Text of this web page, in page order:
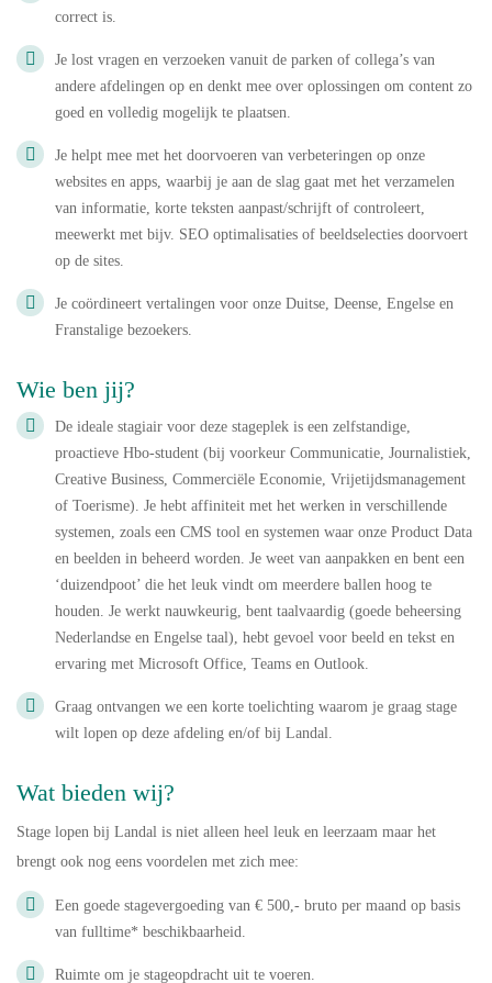
correct is.
Je lost vragen en verzoeken vanuit de parken of collega’s van
andere afdelingen op en denkt mee over oplossingen om content zo
goed en volledig mogelijk te plaatsen.
Je helpt mee met het doorvoeren van verbeteringen op onze
websites en apps, waarbij je aan de slag gaat met het verzamelen
van informatie, korte teksten aanpast/schrijft of controleert,
meewerkt met bijv. SEO optimalisaties of beeldselecties doorvoert
op de sites.
Je coördineert vertalingen voor onze Duitse, Deense, Engelse en
Franstalige bezoekers.
Wie ben jij?
De ideale stagiair voor deze stageplek is een zelfstandige,
proactieve Hbo-student (bij voorkeur Communicatie, Journalistiek,
Creative Business, Commerciële Economie, Vrijetijdsmanagement
of Toerisme). Je hebt affiniteit met het werken in verschillende
systemen, zoals een CMS tool en systemen waar onze Product Data
en beelden in beheerd worden. Je weet van aanpakken en bent een
‘duizendpoot’ die het leuk vindt om meerdere ballen hoog te
houden. Je werkt nauwkeurig, bent taalvaardig (goede beheersing
Nederlandse en Engelse taal), hebt gevoel voor beeld en tekst en
ervaring met Microsoft Office, Teams en Outlook.
Graag ontvangen we een korte toelichting waarom je graag stage
wilt lopen op deze afdeling en/of bij Landal.
Wat bieden wij?
Stage lopen bij Landal is niet alleen heel leuk en leerzaam maar het
brengt ook nog eens voordelen met zich mee:
Een goede stagevergoeding van € 500,- bruto per maand op basis
van fulltime* beschikbaarheid.
Ruimte om je stageopdracht uit te voeren.